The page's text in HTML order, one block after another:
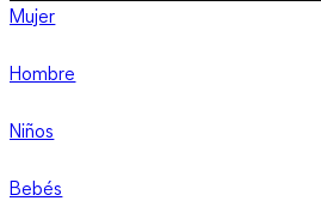
Mujer
Hombre
Niños
Bebés